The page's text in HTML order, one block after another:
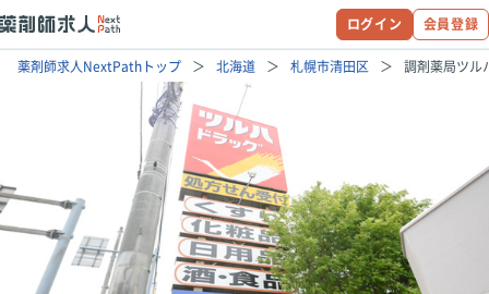
ログイン 会員登録
薬剤師求人NextPathトップ 北海道 札幌市清田区 調剤薬局ツル